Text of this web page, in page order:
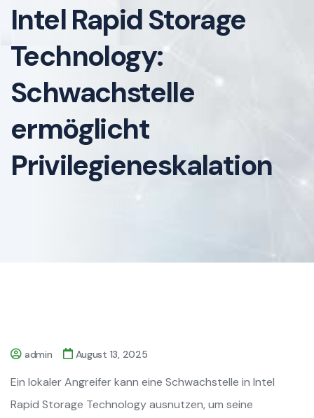
Intel Rapid Storage
Technology:
Schwachstelle
ermöglicht
Privilegieneskalation
admin August 13, 2025
Ein lokaler Angreifer kann eine Schwachstelle in Intel
Rapid Storage Technology ausnutzen, um seine